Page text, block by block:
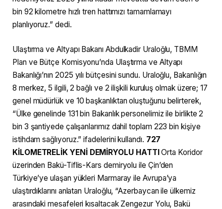
bin 92 kilometre hızlı tren hattımızı tamamlamayı
planlıyoruz.” dedi.
Ulaştırma ve Altyapı Bakanı Abdulkadir Uraloğlu, TBMM
Plan ve Bütçe Komisyonu’nda Ulaştırma ve Altyapı
Bakanlığı’nın 2025 yılı bütçesini sundu. Uraloğlu, Bakanlığın
8 merkez, 5 ilgili, 2 bağlı ve 2 ilişkili kuruluş olmak üzere; 17
genel müdürlük ve 10 başkanlıktan oluştuğunu belirterek,
“Ülke genelinde 131 bin Bakanlık personelimiz ile birlikte 2
bin 3 şantiyede çalışanlarımız dahil toplam 223 bin kişiye
istihdam sağlıyoruz.” ifadelerini kullandı. 727
KİLOMETRELİK YENİ DEMİRYOLU HATTIOrta Koridor
üzerinden Bakü-Tiflis-Kars demiryolu ile Çin’den
Türkiye’ye ulaşan yükleri Marmaray ile Avrupa’ya
ulaştırdıklarını anlatan Uraloğlu, “Azerbaycan ile ülkemiz
arasındaki mesafeleri kısaltacak Zengezur Yolu, Bakü